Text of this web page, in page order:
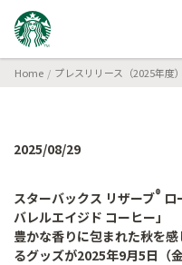
Home プレスリリース（2025年度）
2025/08/29
スターバックス リザーブ® ロ
バレルエイジド コーヒー」
豊かな香りに包まれた秋を
るグッズが2025年9月5日（